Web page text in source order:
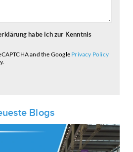
habe ich zur Kenntnis
and the Google Privacy Policy
Blogs